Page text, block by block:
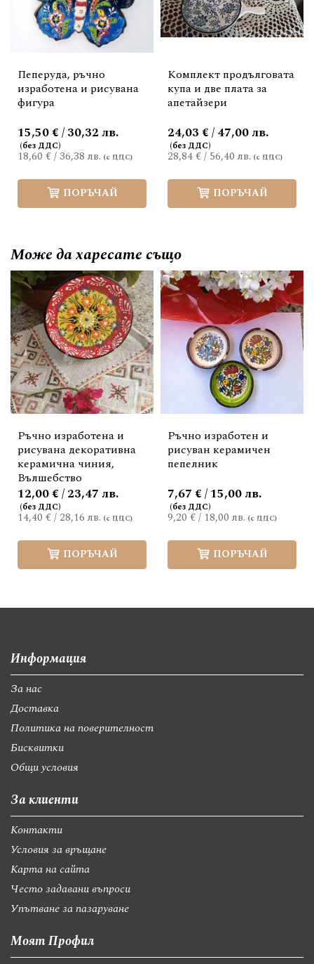
Пеперуда, ръчно
изработена и рисувана
фигура
18,60 €/ 36,38 лв.
15,50 € / 30,32 лв.
ПОРЪЧАЙ
Комплект продълговата
купа и две плата за
апетайзери
28,84 €/ 56,40 лв.
24,03 € / 47,00 лв.
ПОРЪЧАЙ
Може дахаресате също
Ръчно изработена и
рисувана декоративна
керамична чиния,
Вълшебство
14,40 €/28,16 лв.
12,00 € / 23,47 лв.
ПОРЪЧАЙ
Ръчно изработен и
рисуван керамичен
пепелник
9,20 €/ 18,00 лв.
7,67 € / 15,00 лв.
ПОРЪЧАЙ
Информация
За нас
Доставка
Политика на поверителност
Бисквитки
Общи условия
За клиенти
Контакти
Условия за връщане
Карта на сайта
Често задавани въпроси
Упътване за пазаруване
Моят Профил